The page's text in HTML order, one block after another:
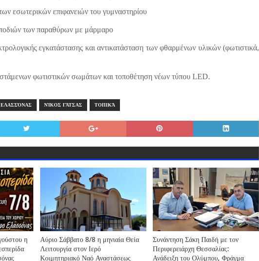
εσωτερικών επιφανειών του γυμναστηρίου
των παραθύρων με μάρμαρο
εγκατάστασης και αντικατάσταση των φθαρμένων υλικών (φωτιστικά,
φωτιστικών σωμάτων και τοποθέτηση νέων τύπου LED.
ΝΊΚΟΣ ΓΆΤΣΑΣ ΤΟΠΙΚΆ
η
Αύριο Σάββατο 8/8 η μηνιαία Θεία
Λειτουργία στον Ιερό
Κοιμητηριακό Ναό Αναστάσεως
Συνάντηση Σάκη Παιδή με τον
Περιφερειάρχη Θεσσαλίας:
Ανάδειξη του Ολύμπου, Φράγμα